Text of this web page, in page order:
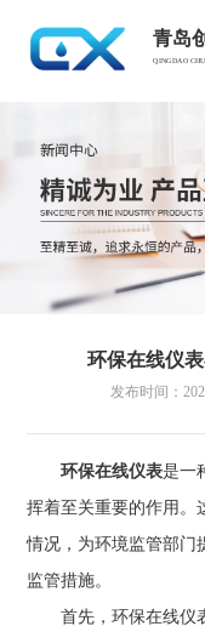
青岛
QINGDAO
环保在线仪
发布时间：
环保在线仪表是一
挥着至关重要的作用。
情况，为环境监管部门
监管措施。
首先，环保在线仪表